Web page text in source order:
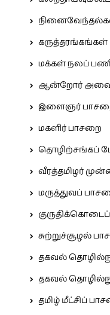
கருத்தரங்கங்கள்
மக்கள் நலப்
ஆன்றோர்
இளைஞர்
மகளிர் பாசறை
தொழிற்சங்கப்
வீரத்தமிழர்
மருத்துவப்
சுற்றுச்சூழல்
தகவல்
தகவல்
தமிழ் மீட்சிப்